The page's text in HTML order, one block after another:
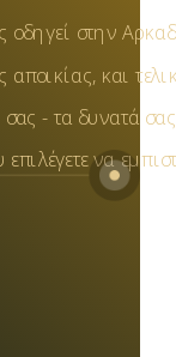
στην
και
- τα δυνατά
να